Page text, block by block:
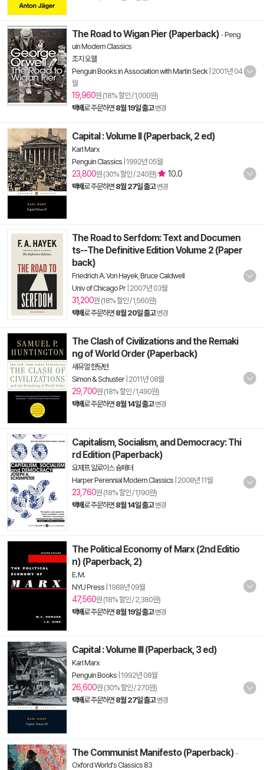
The Road to Wigan Pier (Paperback) -Peng
uin Modern Classics
조지 오웰
Penguin Books in Association with Martin Seck| 2001년 04
월
19,960원 (18% 할인 / 1,000원)
택배로 주문하면 8월 19일 출고 변경
Capital : Volume II (Paperback, 2 ed)
Karl Marx
Penguin Classics 1992년 05월
23,800원 (30% 할인 / 240원) 10.0
택배로 주문하면 8월 27일 출고 변경
The Road to Serfdom: Text and Documen
ts--The Definitive Edition Volume 2 (Paper
back)
Friedrich A. Von Hayek, Bruce Caldwell
Univ of Chicago Pr| 2007년 03월
31,200원 (18% 할인 / 1,560원)
택배로 주문하면 8월 20일 출고 변경
The Clash of Civilizations and the Remaki
ng of World Order (Paperback)
새뮤얼 헌팅턴
Simon & Schuster| 2011년 08월
29,700원 (18% 할인 / 1,490원)
택배로 주문하면 8월 14일 출고 변경
Capitalism, Socialism, and Democracy: Thi
rd Edition (Paperback)
요제프 알로이스 슘페터
Harper Perennial Modern Classics 2008년 11월
23,760원 (18% 할인 / 1,190원)
택배로 주문하면 8월 14일 출고 변경
The Political Economy of Marx (2nd Editio
n) (Paperback, 2)
E. M.
NYU Press 1988년 09월
47,560원 (18% 할인 / 2,380원)
택배로 주문하면 8월 19일 출고 변경
Capital : Volume III (Paperback, 3 ed)
Karl Marx
Penguin Books 1992년 08월
26,600원 (30% 할인 / 270원)
택배로 주문하면 8월 27일 출고 변경
The Communist Manifesto (Paperback) -
Oxford World's Classics 83